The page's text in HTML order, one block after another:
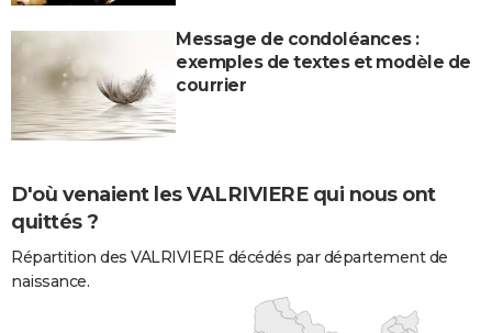
Message de condoléances :
exemples de textes et modèle de
courrier
D'où venaient les VALRIVIERE qui nous ont
quittés ?
Répartition des VALRIVIERE décédés par département de
naissance.